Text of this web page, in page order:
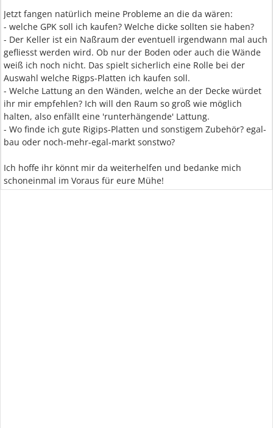
Jetzt fangen natürlich meine Probleme an die da wären:
- welche GPK soll ich kaufen? Welche dicke sollten sie haben?
- Der Keller ist ein Naßraum der eventuell irgendwann mal auch
gefliesst werden wird. Ob nur der Boden oder auch die Wände
weiß ich noch nicht. Das spielt sicherlich eine Rolle bei der
Auswahl welche Rigps-Platten ich kaufen soll.
- Welche Lattung an den Wänden, welche an der Decke würdet
ihr mir empfehlen? Ich will den Raum so groß wie möglich
halten, also enfällt eine 'runterhängende' Lattung.
- Wo finde ich gute Rigips-Platten und sonstigem Zubehör? egal-
bau oder noch-mehr-egal-markt sonstwo?
Ich hoffe ihr könnt mir da weiterhelfen und bedanke mich
schoneinmal im Voraus für eure Mühe!